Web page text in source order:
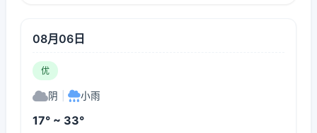
08月06日
优
阴 小雨
17° ~ 33°